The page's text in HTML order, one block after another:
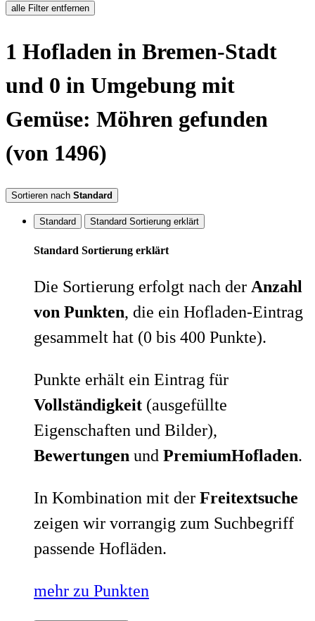
alle Filter entfernen
1 Hofladen in Bremen-Stadt
und 0 in Umgebung mit
Gemüse: Möhren gefunden
(von 1496)
Sortieren nach Standard
Standard Standard Sortierung erklärt
Standard Sortierung erklärt
Die Sortierung erfolgt nach der Anzahl
von Punkten, die ein Hofladen-Eintrag
gesammelt hat (0 bis 400 Punkte).
Punkte erhält ein Eintrag für
Vollständigkeit (ausgefüllte
Eigenschaften und Bilder),
Bewertungen und PremiumHofladen.
In Kombination mit der Freitextsuche
zeigen wir vorrangig zum Suchbegriff
passende Hofläden.
mehr zu Punkten